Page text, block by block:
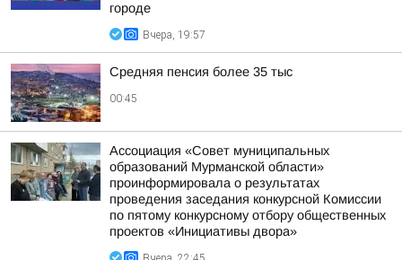
городе
Вчера, 19:57
Средняя пенсия более 35 тыс
00:45
Ассоциация «Совет муниципальных
образований Мурманской области»
проинформировала о результатах
проведения заседания конкурсной Комиссии
по пятому конкурсному отбору общественных
проектов «Инициативы двора»